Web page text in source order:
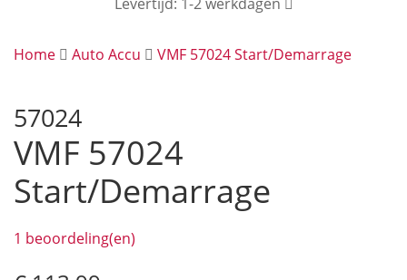
Home Auto Accu VMF 57024 Start/Demarrage
57024
VMF 57024
Start/Demarrage
1 beoordeling(en)